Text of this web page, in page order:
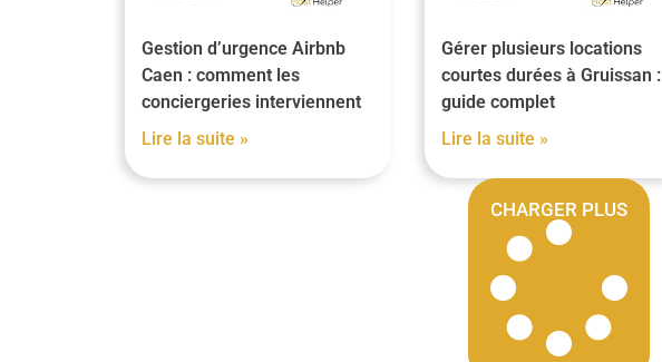
Gestion d’urgence Airbnb
Caen : comment les
conciergeries interviennent
Lire la suite »
Gérer plusieurs locations
courtes durées à Gruissan :
guide complet
Lire la suite »
CHARGER PLUS